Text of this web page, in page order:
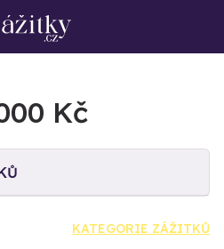
Kč
KATEGORIE ZÁŽITKŮ